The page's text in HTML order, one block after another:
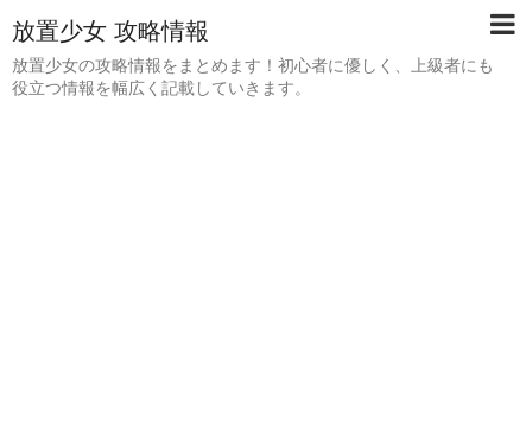
放置少女 攻略情報
放置少女の攻略情報をまとめます！初心者に優しく、上級者にも
役立つ情報を幅広く記載していきます。